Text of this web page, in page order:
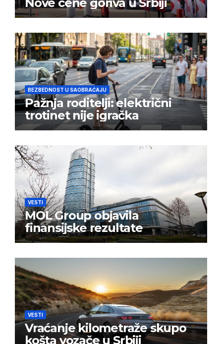
BEZBEDNOST U SAOBRAĆAJU
Pažnja roditelji: električni
trotinet nije igračka
VESTI
MOL Group objavila
finansijske rezultate
VESTI
Vraćanje kilometraže skupo
košta vozače u Srbiji